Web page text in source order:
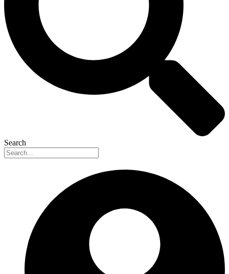
Search